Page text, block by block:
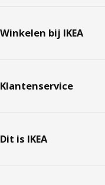
Winkelen bij IKEA
Klantenservice
Dit is IKEA